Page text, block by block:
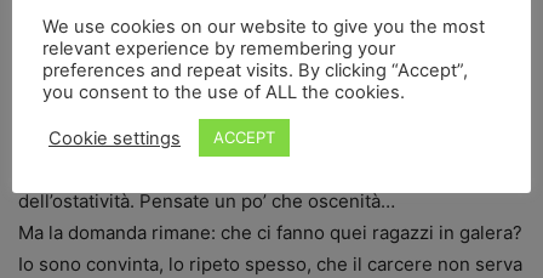
solo alla ferocia.
Certo, siamo pur sempre il paese in cui tre anni fa c’è stata
una proposta di legge per abbassare l’età dell’imputabilità
(12 anni anziché gli attuali 14), il paese che ha cercato di
dell’ostatività. Pensate un po’ che oscenità…
Ma la domanda rimane: che ci fanno quei ragazzi in galera?
Io sono convinta, lo ripeto spesso, che il carcere non serva
We use cookies on our website to give you the most
relevant experience by remembering your
preferences and repeat visits. By clicking “Accept”,
you consent to the use of ALL the cookies.
Cookie settings ACCEPT